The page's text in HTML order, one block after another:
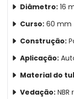
Diâmetro: 16
Curso: 60 mm
Construção:
Aplicação:
Material do
Vedação: